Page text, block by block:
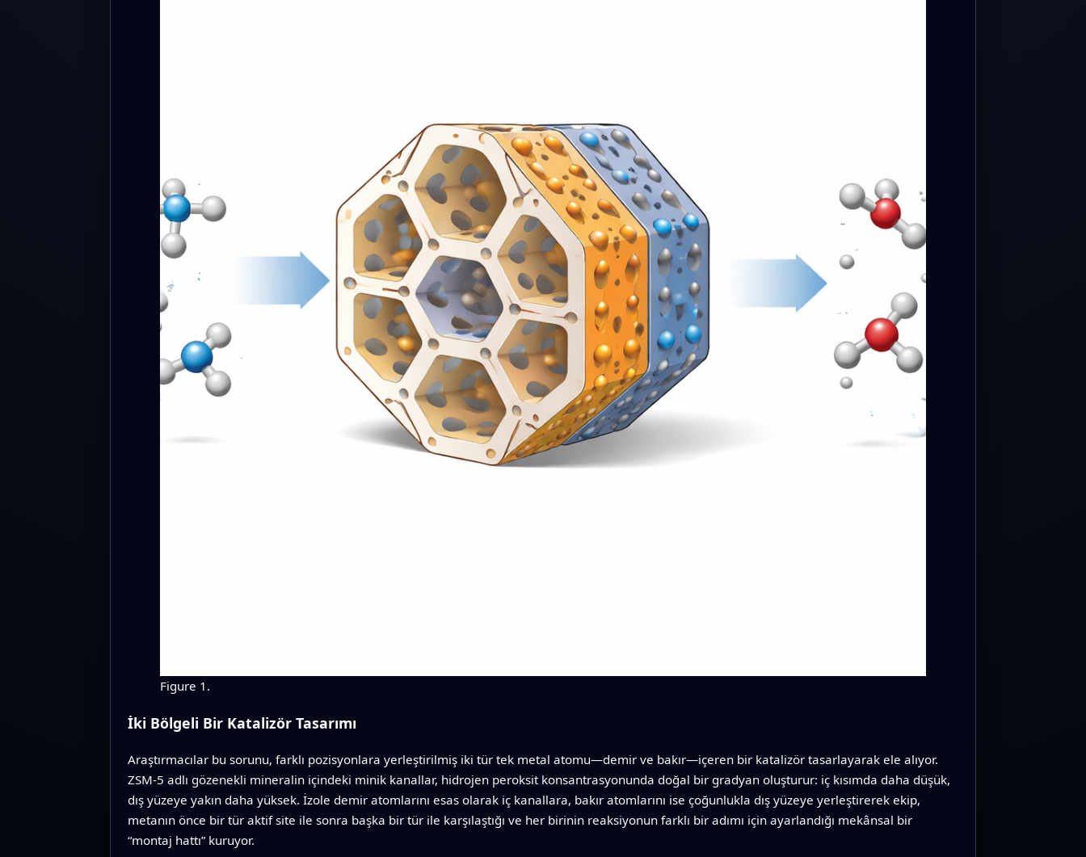
Figure 1.
İki Bölgeli Bir Katalizör Tasarımı
Araştırmacılar bu sorunu, farklı pozisyonlara yerleştirilmiş iki tür tek metal atomu—demir ve bakır—içeren bir katalizör tasarlayarak ele alıyor.
ZSM‑5 adlı gözenekli mineralin içindeki minik kanallar, hidrojen peroksit konsantrasyonunda doğal bir gradyan oluşturur: iç kısımda daha düşük,
dış yüzeye yakın daha yüksek. İzole demir atomlarını esas olarak iç kanallara, bakır atomlarını ise çoğunlukla dış yüzeye yerleştirerek ekip,
metanın önce bir tür aktif site ile sonra başka bir tür ile karşılaştığı ve her birinin reaksiyonun farklı bir adımı için ayarlandığı mekânsal bir
“montaj hattı” kuruyor.